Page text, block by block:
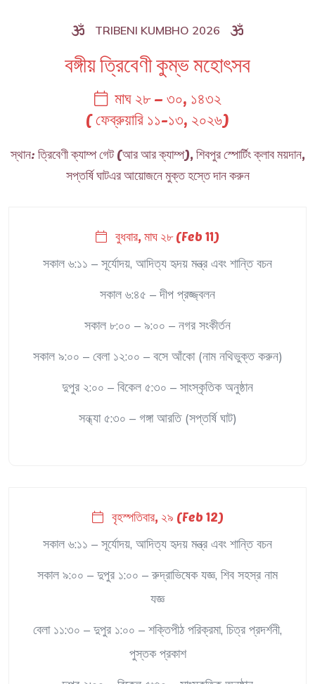
TRIBENI KUMBHO 2026
বঙ্গীয় ত্রিবেণী কুম্ভ মহোৎসব
মাঘ ২৮ – ৩০, ১৪৩২
( ফেব্রুয়ারি ১১-১৩, ২০২৬)
স্থান: ত্রিবেণী ক্যাম্প গেট (আর আর ক্যাম্প), শিবপুর স্পোর্টিং ক্লাব ময়দান,
সপ্তর্ষি ঘাটএর আয়োজনে মুক্ত হস্তে দান করুন
বুধবার, মাঘ ২৮ (Feb 11)
সকাল ৬:১১ – সূর্যোদয়, আদিত্য হৃদয় মন্ত্র এবং শান্তি বচন
সকাল ৬:৪৫ – দীপ প্রজ্জ্বলন
সকাল ৮:০০ – ৯:০০ – নগর সংকীর্তন
সকাল ৯:০০ – বেলা ১২:০০ – বসে আঁকো (নাম নথিভুক্ত করুন)
দুপুর ২:০০ – বিকেল ৫:৩০ – সাংস্কৃতিক অনুষ্ঠান
সন্ধ্যা ৫:৩০ – গঙ্গা আরতি (সপ্তর্ষি ঘাট)
বৃহস্পতিবার, ২৯ (Feb 12)
সকাল ৬:১১ – সূর্যোদয়, আদিত্য হৃদয় মন্ত্র এবং শান্তি বচন
সকাল ৯:০০ – দুপুর ১:০০ – রুদ্রাভিষেক যজ্ঞ, শিব সহস্র নাম
যজ্ঞ
বেলা ১১:৩০ – দুপুর ১:০০ – শক্তিপীঠ পরিক্রমা, চিত্র প্রদর্শনী,
পুস্তক প্রকাশ